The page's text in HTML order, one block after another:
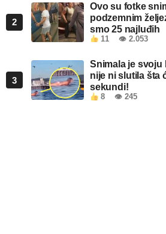
2
Ovo su fotke
podzemnim
smo 25 najluđih
11 👁 2.053
3
Snimala je svoju
nije ni slutila šta
sekundi!
8 👁 245